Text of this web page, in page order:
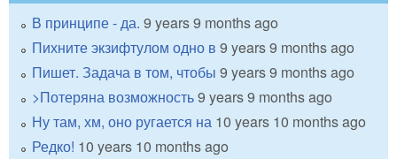
В принципе - да. 9 years 9 months ago
Пихните экзифтулом одно в 9 years 9 months ago
Пишет. Задача в том, чтобы 9 years 9 months ago
>Потеряна возможность9 years 9 months ago
Ну там, хм, оно ругается на 10 years 10 months ago
Редко! 10 years 10 months ago